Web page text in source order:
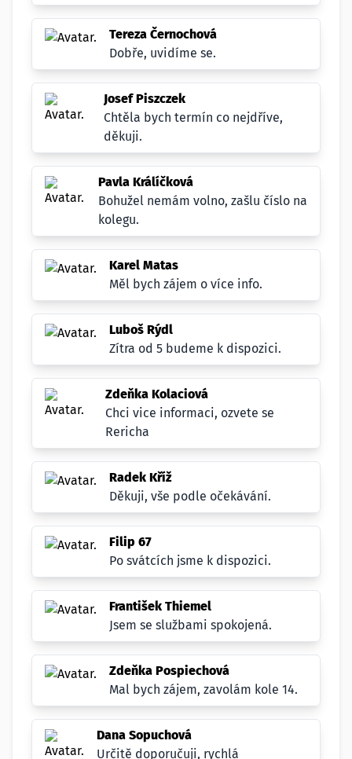
Tereza Černochová
Dobře, uvidíme se.
Josef Piszczek
Chtěla bych termín co nejdříve,
děkuji.
Pavla Králíčková
Bohužel nemám volno, zašlu číslo na
kolegu.
Karel Matas
Měl bych zájem o více info.
Luboš Rýdl
Zítra od 5 budeme k dispozici.
Zdeňka Kolaciová
Chci vice informaci, ozvete se
Rericha
Radek Kříž
Děkuji, vše podle očekávání.
Filip 67
Po svátcích jsme k dispozici.
František Thiemel
Jsem se službami spokojená.
Zdeňka Pospiechová
Mal bych zájem, zavolám kole 14.
Dana Sopuchová
Určitě doporučuji, rychlá